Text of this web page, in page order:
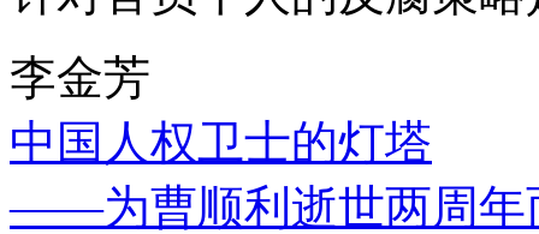
李金芳
中国人权卫士的灯塔
——为曹顺利逝世两周年